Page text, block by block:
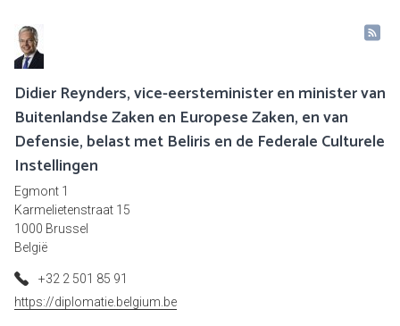
Didier Reynders, vice-eersteminister en minister van
Buitenlandse Zaken en Europese Zaken, en van
Defensie, belast met Beliris en de Federale Culturele
Instellingen
Egmont 1
Karmelietenstraat 15
1000 Brussel
België
+32 2 501 85 91
https://diplomatie.belgium.be